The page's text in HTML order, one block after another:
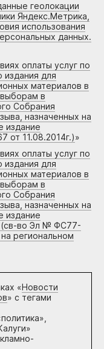
геолокации
Яндекс.Метрика,
использования
данных.
оплаты услуг по
для
материалов в
в
Собрания
назначенных на
издание
от 11.08.2014г.)»
оплаты услуг по
для
материалов в
в
Собрания
назначенных на
издание
(св-во Эл № ФС77-
региональном
«Новости
» с тегами